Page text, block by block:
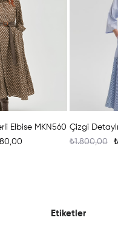
Elbise MKN560
₺1.800,00
Etiketler